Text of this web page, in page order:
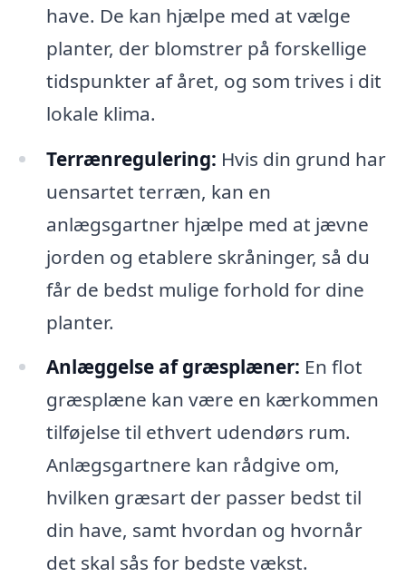
have. De kan hjælpe med at vælge
planter, der blomstrer på forskellige
tidspunkter af året, og som trives i dit
lokale klima.
Terrænregulering: Hvis din grund har
uensartet terræn, kan en
anlægsgartner hjælpe med at jævne
jorden og etablere skråninger, så du
får de bedst mulige forhold for dine
planter.
Anlæggelse af græsplæner: En flot
græsplæne kan være en kærkommen
tilføjelse til ethvert udendørs rum.
Anlægsgartnere kan rådgive om,
hvilken græsart der passer bedst til
din have, samt hvordan og hvornår
det skal sås for bedste vækst.